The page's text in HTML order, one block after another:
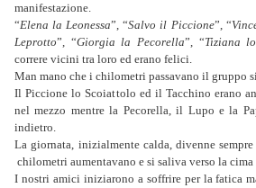
manifestazione.
“Elena la Leonessa”, “Salvo il Piccione”, “
Leprotto”, “Giorgia la Pecorella”, “Tiziana
correre vicini tra loro ed erano felici.
Man mano che i chilometri passavano il gruppo
Il Piccione lo Scoiattolo ed il Tacchino erano
nel mezzo mentre la Pecorella, il Lupo e la
indietro.
La giornata, inizialmente calda, divenne
chilometri aumentavano e si saliva verso la
I nostri amici iniziarono a soffrire per la fatica